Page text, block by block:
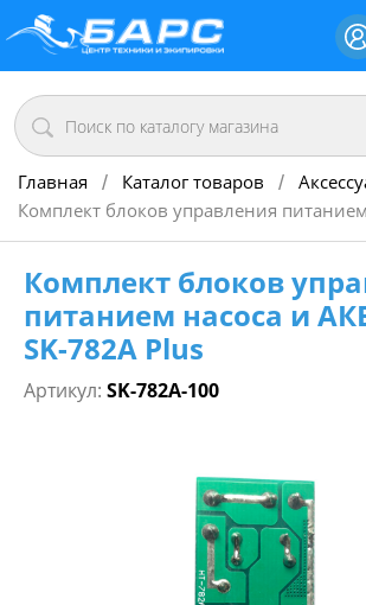
Главная / Каталог товаров /
Комплект блоков управления
Комплект блоков
питанием насоса и
SK-782A Plus
Артикул: SK-782A-100